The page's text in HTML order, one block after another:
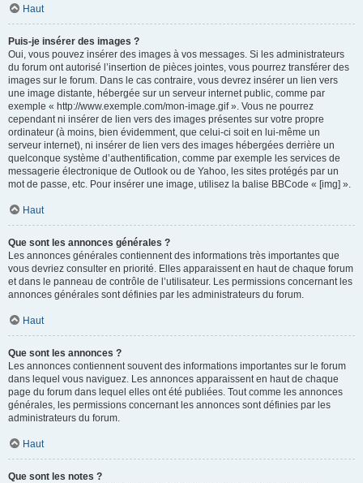
Haut
Puis-je insérer des images ?
Oui, vous pouvez insérer des images à vos messages. Si les administrateurs
du forum ont autorisé l’insertion de pièces jointes, vous pourrez transférer des
images sur le forum. Dans le cas contraire, vous devrez insérer un lien vers
une image distante, hébergée sur un serveur internet public, comme par
exemple « http://www.exemple.com/mon-image.gif ». Vous ne pourrez
cependant ni insérer de lien vers des images présentes sur votre propre
ordinateur (à moins, bien évidemment, que celui-ci soit en lui-même un
serveur internet), ni insérer de lien vers des images hébergées derrière un
quelconque système d’authentification, comme par exemple les services de
messagerie électronique de Outlook ou de Yahoo, les sites protégés par un
mot de passe, etc. Pour insérer une image, utilisez la balise BBCode « [img] ».
Haut
Que sont les annonces générales ?
Les annonces générales contiennent des informations très importantes que
vous devriez consulter en priorité. Elles apparaissent en haut de chaque forum
et dans le panneau de contrôle de l’utilisateur. Les permissions concernant les
annonces générales sont définies par les administrateurs du forum.
Haut
Que sont les annonces ?
Les annonces contiennent souvent des informations importantes sur le forum
dans lequel vous naviguez. Les annonces apparaissent en haut de chaque
page du forum dans lequel elles ont été publiées. Tout comme les annonces
générales, les permissions concernant les annonces sont définies par les
administrateurs du forum.
Haut
Que sont les notes ?